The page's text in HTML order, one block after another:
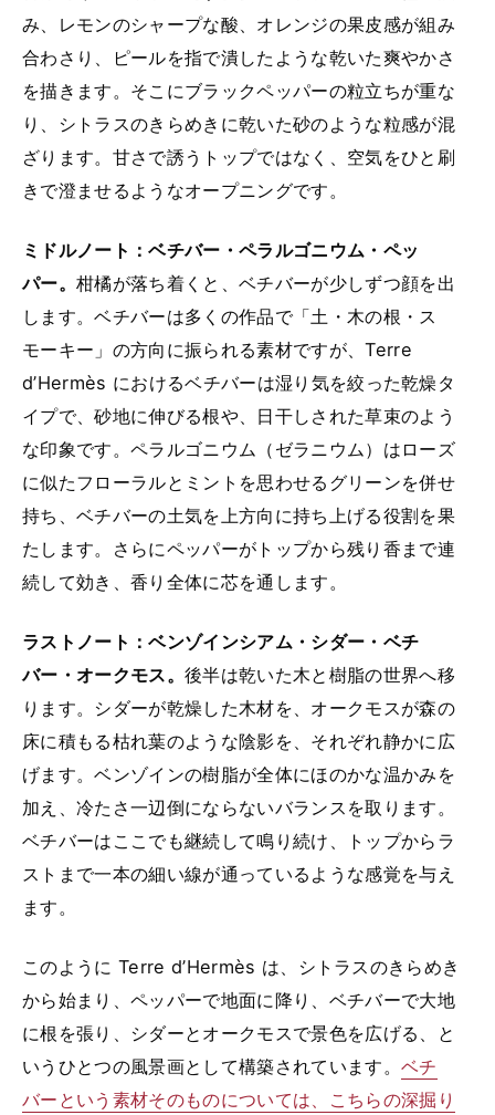
み、レモンのシャープな酸、オレンジの果皮感が組み
合わさり、ピールを指で潰したような乾いた爽やかさ
を描きます。そこにブラックペッパーの粒立ちが重な
り、シトラスのきらめきに乾いた砂のような粒感が混
ざります。甘さで誘うトップではなく、空気をひと刷
きで澄ませるようなオープニングです。
ミドルノート：ベチバー・ペラルゴニウム・ペッ
パー。 柑橘が落ち着くと、ベチバーが少しずつ顔を出
します。ベチバーは多くの作品で「土・木の根・ス
モーキー」の方向に振られる素材ですが、Terre
d’Hermès におけるベチバーは湿り気を絞った乾燥タ
イプで、砂地に伸びる根や、日干しされた草束のよう
な印象です。ペラルゴニウム（ゼラニウム）はローズ
に似たフローラルとミントを思わせるグリーンを併せ
持ち、ベチバーの土気を上方向に持ち上げる役割を果
たします。さらにペッパーがトップから残り香まで連
続して効き、香り全体に芯を通します。
ラストノート：ベンゾインシアム・シダー・ベチ
バー・オークモス。 後半は乾いた木と樹脂の世界へ移
ります。シダーが乾燥した木材を、オークモスが森の
床に積もる枯れ葉のような陰影を、それぞれ静かに広
げます。ベンゾインの樹脂が全体にほのかな温かみを
加え、冷たさ一辺倒にならないバランスを取ります。
ベチバーはここでも継続して鳴り続け、トップからラ
ストまで一本の細い線が通っているような感覚を与え
ます。
このように Terre d’Hermès は、シトラスのきらめき
から始まり、ペッパーで地面に降り、ベチバーで大地
に根を張り、シダーとオークモスで景色を広げる、と
いうひとつの風景画として構築されています。 ベチ
バーという素材そのものについては、こちらの深掘り